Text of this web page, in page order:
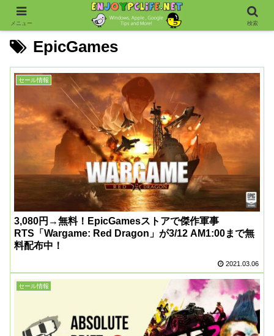
EpicGames
セール情報
3,080円→無料！EpicGamesストアで傑作軍事
RTS「Wargame: Red Dragon」が3/12 AM1:00まで無
料配布中！
2021.03.06
セール情報
メニュー 検索